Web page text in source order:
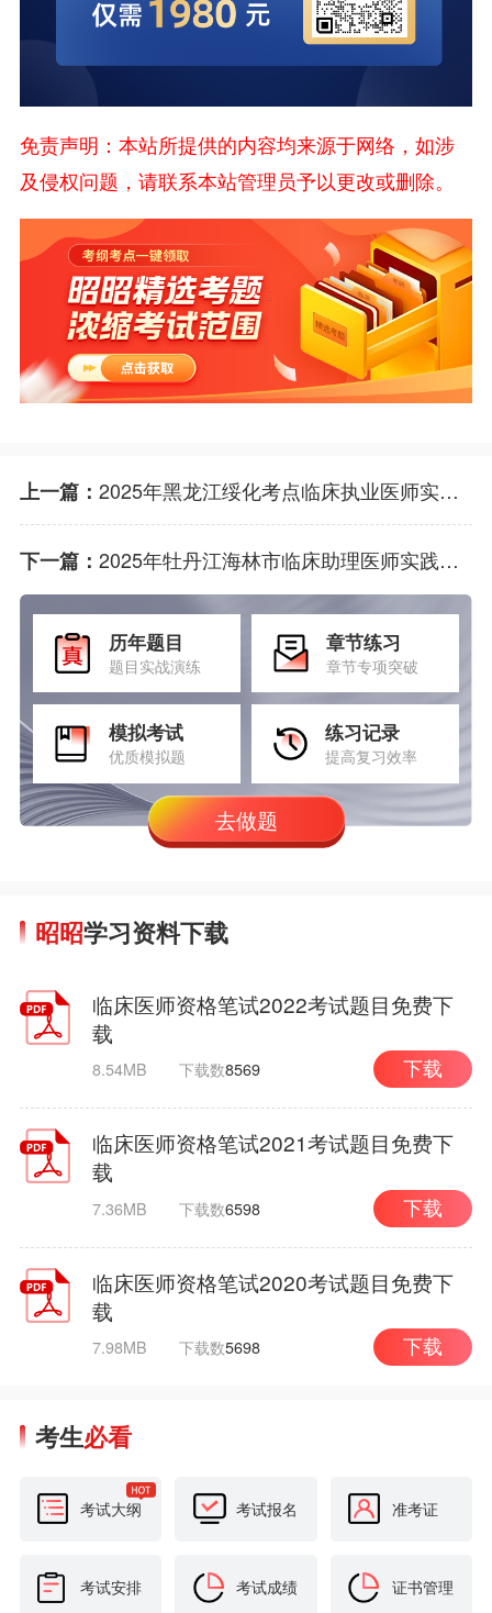
免责声明：本站所提供的内容均来源于网络，如涉
及侵权问题，请联系本站管理员予以更改或删除。
上一篇： 2025年黑龙江绥化考点临床执业医师实践技能考试网上缴费公告
下一篇： 2025年牡丹江海林市临床助理医师实践技能考试网上缴费公告
历年题目
题目实战演练
章节练习
章节专项突破
模拟考试
优质模拟题
练习记录
提高复习效率
去做题
昭昭学习资料下载
临床医师资格笔试2022考试题目免费下
载
8.54MB 下载数8569 下载
临床医师资格笔试2021考试题目免费下
载
7.36MB 下载数6598 下载
临床医师资格笔试2020考试题目免费下
载
7.98MB 下载数5698 下载
考生必看
考试大纲 考试报名 准考证
考试安排 考试成绩 证书管理